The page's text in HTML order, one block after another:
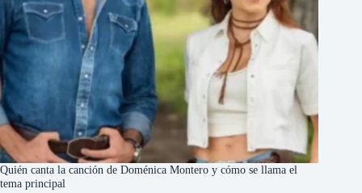
Quién canta la canción de Doménica Montero y cómo se llama el
tema principal